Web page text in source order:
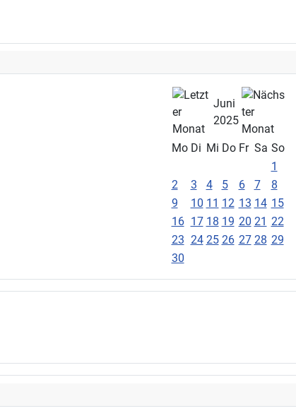
Juni
2025
Mo Di Mi Do Fr Sa So
1
2
3 4 5 6 7
8
9
10 11 12 13 14 15
16 17 18 19 20 21 22
23 24 25 26 27 28 29
30